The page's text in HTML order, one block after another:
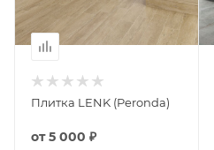
Плитка LENK (Peronda)
от5 000 ₽